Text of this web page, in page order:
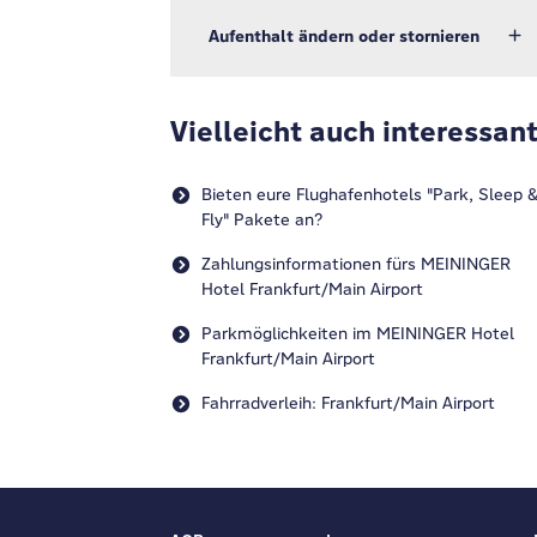
Aufenthalt ändern oder stornieren
Vielleicht auch interessant
Bieten eure Flughafenhotels "Park, Sleep &
Fly" Pakete an?
Zahlungsinformationen fürs MEININGER
Hotel Frankfurt/Main Airport
Parkmöglichkeiten im MEININGER Hotel
Frankfurt/Main Airport
Fahrradverleih: Frankfurt/Main Airport